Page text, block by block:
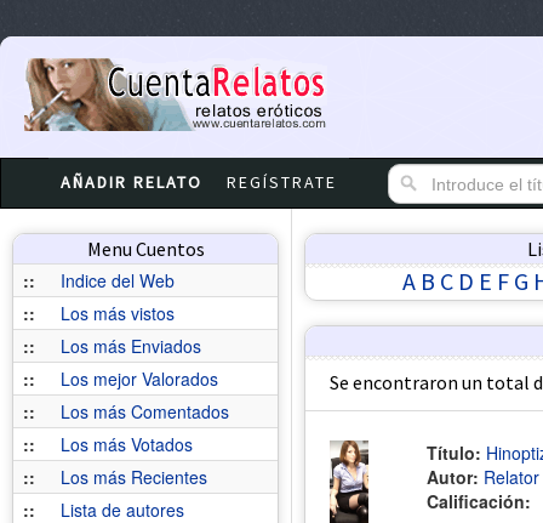
AÑADIR RELATO REGÍSTRATE
Menu Cuentos
::
Indice del Web
::
Los más vistos
::
Los más Enviados
::
Los mejor Valorados
::
Los más Comentados
::
Los más Votados
::
Los más Recientes
::
Lista de autores
A B C D E F G
Se encontraron un total
Título:
Autor:
Calificación: